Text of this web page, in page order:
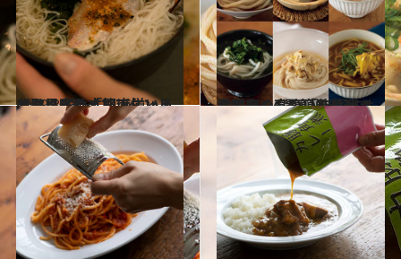
2019.8.7
お取り寄せ「即席にゅうめん」6選 インスタントとは思えぬ本格派揃い！
グルメ 2019.7.24
満足度の高い「取り寄せうどん」6選 簡単調理で手間なくお腹いっぱい！
グルメ